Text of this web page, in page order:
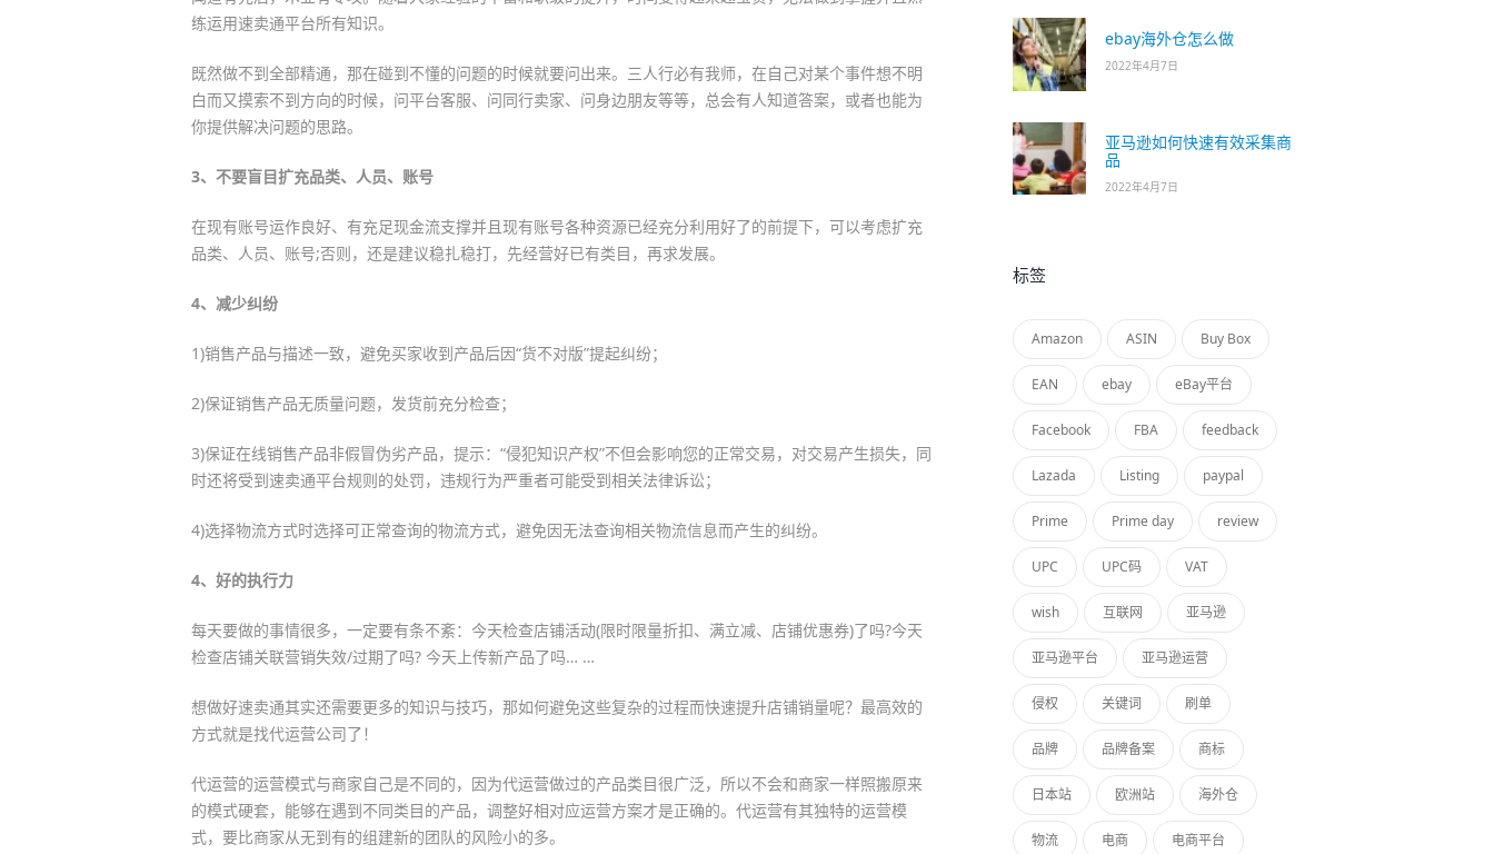
练运用速卖通平台所有知识。
既然做不到全部精通，那在碰到不懂的问题的时候就要问出来。三人行必有我师，在自己对某个事件想不明
白而又摸索不到方向的时候，问平台客服、问同行卖家、问身边朋友等等，总会有人知道答案，或者也能为
你提供解决问题的思路。
3、不要盲目扩充品类、人员、账号
在现有账号运作良好、有充足现金流支撑并且现有账号各种资源已经充分利用好了的前提下，可以考虑扩充
品类、人员、账号;否则，还是建议稳扎稳打，先经营好已有类目，再求发展。
4、减少纠纷
1)销售产品与描述一致，避免买家收到产品后因“货不对版”提起纠纷；
2)保证销售产品无质量问题，发货前充分检查；
3)保证在线销售产品非假冒伪劣产品，提示：“侵犯知识产权”不但会影响您的正常交易，对交易产生损失，同
时还将受到速卖通平台规则的处罚，违规行为严重者可能受到相关法律诉讼；
4)选择物流方式时选择可正常查询的物流方式，避免因无法查询相关物流信息而产生的纠纷。
4、好的执行力
每天要做的事情很多，一定要有条不紊：今天检查店铺活动(限时限量折扣、满立减、店铺优惠券)了吗?今天
检查店铺关联营销失效/过期了吗? 今天上传新产品了吗… …
想做好速卖通其实还需要更多的知识与技巧，那如何避免这些复杂的过程而快速提升店铺销量呢？最高效的
方式就是找代运营公司了！
代运营的运营模式与商家自己是不同的，因为代运营做过的产品类目很广泛，所以不会和商家一样照搬原来
的模式硬套，能够在遇到不同类目的产品，调整好相对应运营方案才是正确的。代运营有其独特的运营模
式，要比商家从无到有的组建新的团队的风险小的多。
ebay海外仓怎么做
2022年4月7日
亚马逊如何快速有效采集商
品
2022年4月7日
标签
Amazon ASIN Buy Box
EAN ebay eBay平台
Facebook FBA feedback
Lazada Listing paypal
Prime Prime day review
UPC UPC码 VAT
wish 互联网 亚马逊
亚马逊平台 亚马逊运营
侵权 关键词 刷单
品牌 品牌备案 商标
日本站 欧洲站 海外仓
物流 电商 电商平台